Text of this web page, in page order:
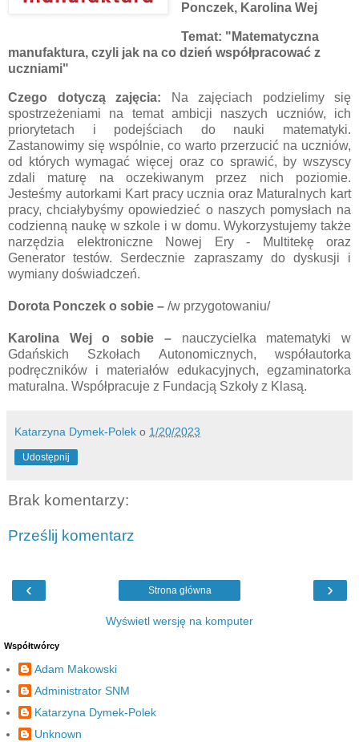
Ponczek, Karolina Wej
Temat: "Matematyczna
manufaktura, czyli jak na co dzień współpracować z
uczniami"
Czego dotyczą zajęcia:
Na zajęciach podzielimy się
spostrzeżeniami na temat ambicji naszych uczniów, ich
priorytetach i podejściach do nauki matematyki.
Zastanowimy się wspólnie, co warto przerzucić na uczniów,
od których wymagać więcej oraz co sprawić, by wszyscy
zdali maturę na oczekiwanym przez nich poziomie.
Jesteśmy autorkami Kart pracy ucznia oraz Maturalnych kart
pracy, chciałybyśmy opowiedzieć o naszych pomysłach na
codzienną naukę w szkole i w domu.Wykorzystujemy także
narzędzia elektroniczne Nowej Ery - Multitekę oraz
Generator testów. Serdecznie zapraszamy do dyskusji i
wymiany doświadczeń.
Dorota Ponczek o sobie – /w przygotowaniu/
Karolina Wejo sobie – nauczycielka matematyki w
Gdańskich Szkołach Autonomicznych, współautorka
podręczników i materiałów edukacyjnych, egzaminatorka
maturalna. Współpracuje z Fundacją Szkoły z Klasą.
Katarzyna Dymek-Polek o 1/20/2023
Udostępnij
Brak komentarzy:
Prześlij komentarz
‹ ›
Strona główna
Wyświetl wersję na komputer
Współtwórcy
Adam Makowski
Administrator SNM
Katarzyna Dymek-Polek
Unknown